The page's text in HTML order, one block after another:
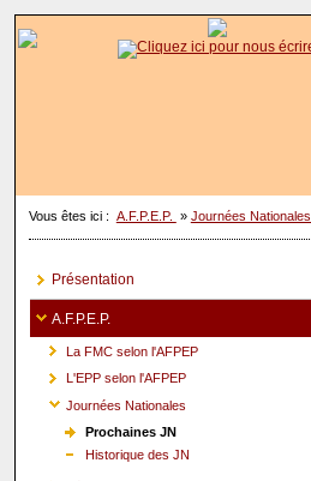
Vous êtes ici : A.F.P.E.P. » Journées Nationales
Présentation
A.F.P.E.P.
La FMC selon l'AFPEP
L'EPP selon l'AFPEP
Journées Nationales
Prochaines JN
Historique des JN